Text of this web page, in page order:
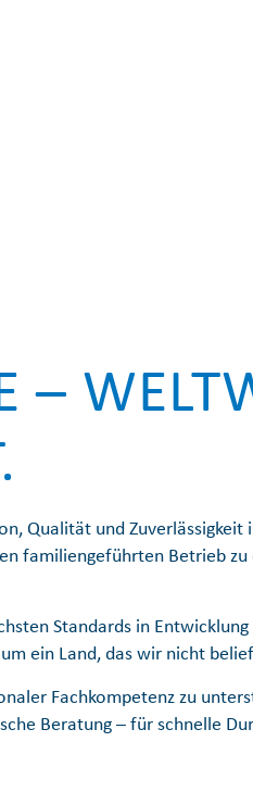
–
Qualität und
familiengeführten Betrieb
Standards in
ein Land, das wir nicht
Fachkompetenz zu
Beratung – für schnelle